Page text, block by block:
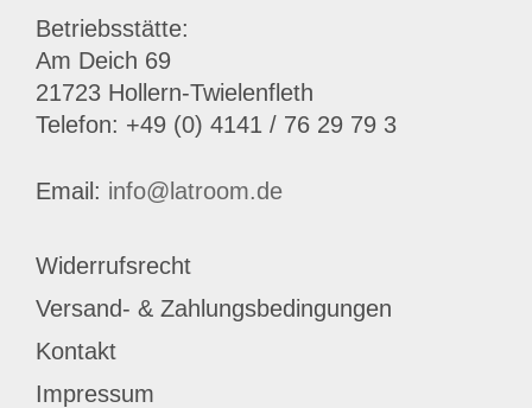
Betriebsstätte:
Am Deich 69
21723 Hollern-Twielenfleth
Telefon: +49 (0) 4141 / 76 29 79 3
Email: info@latroom.de
Widerrufsrecht
Versand- & Zahlungsbedingungen
Kontakt
Impressum